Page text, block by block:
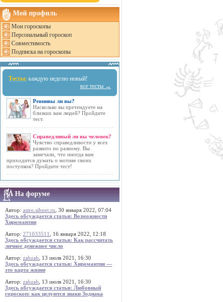
Мой профиль
Мои гороскопы
Персональный гороскоп
Совместимость
Подписка на гороскопы
Тесты: каждую неделю новый!
все тесты →
Ревнивы ли вы?
Насколько вы претендуете на
близких вам людей? Пройдите
тест.
Справедливый ли вы человек?
Чувство справедливости у всех
развито по разному. Вы
замечали, что иногда вам
приходится думать о мотиве своих
поступков? Пройдите тест!
На форуме
Автор: astro.sibnet.ru , 30 января 2022, 07:04
Здесь обсуждается статья: Возможности
Хиромантии
Автор: 271033511
, 16 января 2022, 12:18
Здесь обсуждается статья: Как рассчитать
личное денежное число
Автор: zabzab , 13 июля 2021, 16:30
Здесь обсуждается статья: Хиромантия —
это карта жизни
Автор: zabzab , 13 июля 2021, 16:30
Здесь обсуждается статья: Любовный
гороскоп: как целуются знаки Зодиака